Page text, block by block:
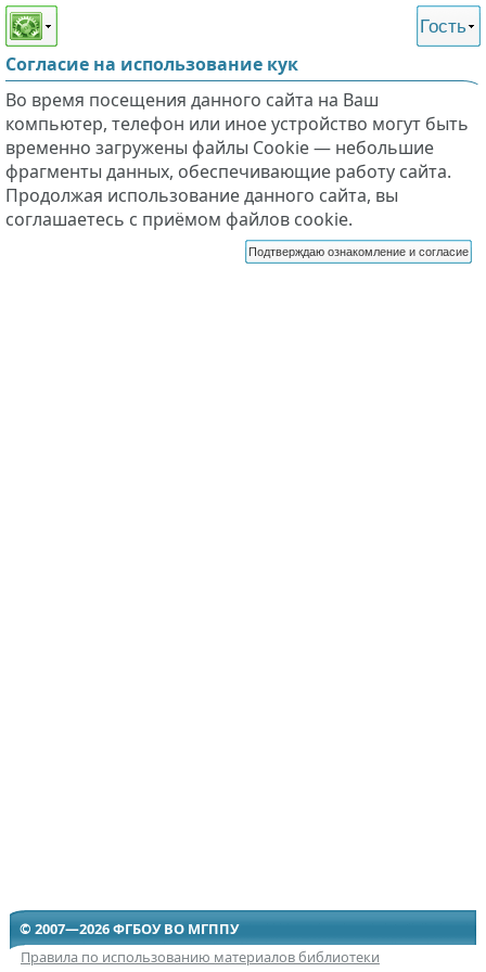
Этот сайт поддерживает
слабовидящих
Гость
Согласие на использование кук
Во время посещения данного сайта на Ваш
компьютер, телефон или иное устройство могут быть
временно загружены файлы Cookie — небольшие
фрагменты данных, обеспечивающие работу сайта.
Продолжая использование данного сайта, вы
соглашаетесь с приёмом файлов cookie.
Подтверждаю ознакомление и согласие
© 2007—2026 ФГБОУ ВО МГППУ
Правила по использованию материалов библиотеки